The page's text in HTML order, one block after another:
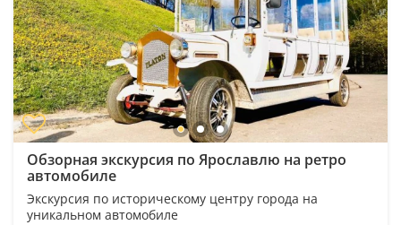
Обзорная экскурсия по Ярославлю на ретро
автомобиле
Экскурсия по историческому центру города на
уникальном автомобиле